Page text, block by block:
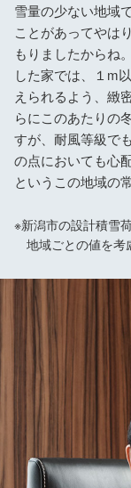
雪量の少ない地域
ことがあってやは
もりましたからね
した家では、１m
えられるよう、緻
らにこのあたりの
すが、耐風等級で
の点においても心
というこの地域の
※新潟市の設計積雪
地域ごとの値を考